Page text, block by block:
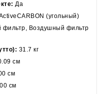
Да
(угольный)
фильтр, Воздушный фильтр
31.7 кг
см
см
см